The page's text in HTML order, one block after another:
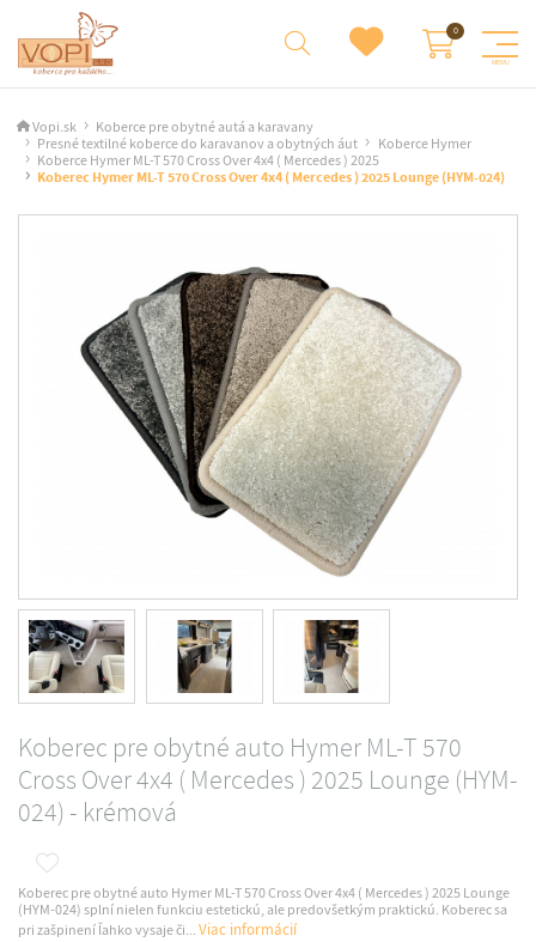
Vopi.sk
Koberce pre obytné autá a karavany
Presné textilné koberce do karavanov a obytných áut
Koberce Hymer
Koberce Hymer ML-T 570 Cross Over 4x4 ( Mercedes ) 2025
Koberec Hymer ML-T 570 Cross Over 4x4 ( Mercedes ) 2025 Lounge (HYM-024)
Koberec pre obytné auto Hymer ML-T 570
Cross Over 4x4 ( Mercedes ) 2025 Lounge (HYM-
024) - krémová
Koberec pre obytné auto Hymer ML-T 570 Cross Over 4x4 ( Mercedes ) 2025 Lounge
(HYM-024) splní nielen funkciu estetickú, ale predovšetkým praktickú. Koberec sa
pri zašpinení ľahko vysaje či...Viac informácií